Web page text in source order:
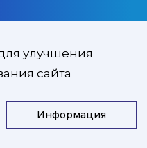
улучшения
сайта
Информация